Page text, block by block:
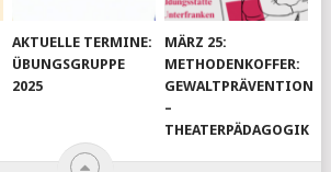
AKTUELLE TERMINE:
ÜBUNGSGRUPPE
2025
MÄRZ 25:
METHODENKOFFER:
GEWALTPRÄVENTION
–
THEATERPÄDAGOGIK